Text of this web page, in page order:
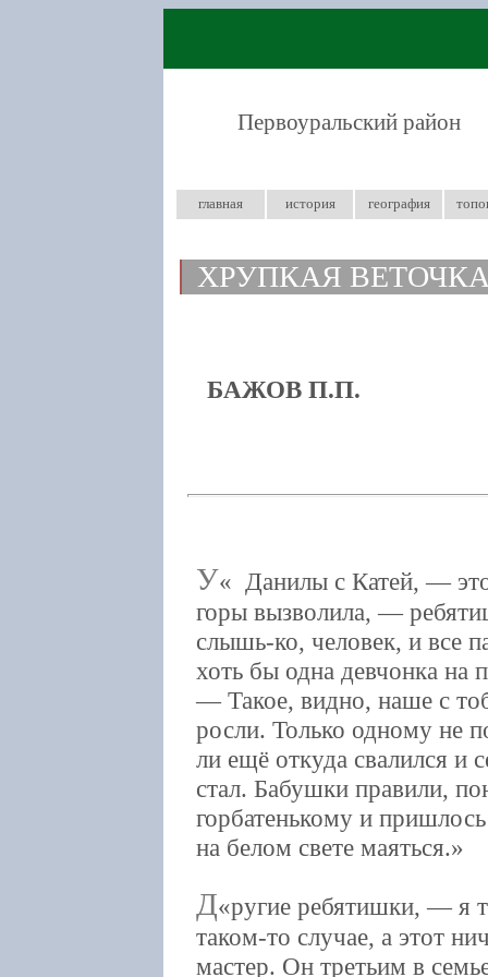
Первоуральский район
главная история география
ХРУПКАЯ
БАЖОВ П.П.
У
Данилы с Катей, —
горы вызволила, —
слышь-ко, человек, и все
хоть бы одна девчонка на
— Такое, видно, наше с
росли. Только одному не
ли ещё откуда свалился и
стал. Бабушки правили,
горбатенькому и пришлось
на белом свете маяться.
Д ругие ребятишки, — я
таком-то случае, а этот
мастер. Он третьим в